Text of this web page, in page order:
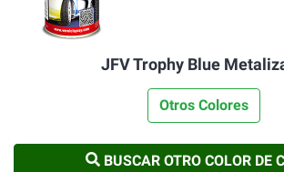
JFV Trophy Blue
Otros Colores
BUSCAR OTRO COLOR DE